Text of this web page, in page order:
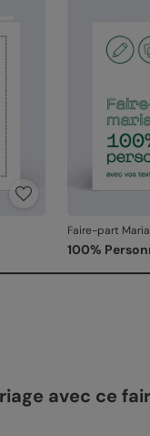
Faire-part
100%
avec ce